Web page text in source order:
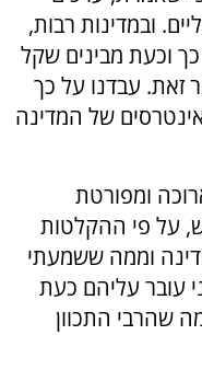
ובמדינות רבות,
וכעת מבינים שקל
זאת. עבדנו על כך
של המדינה
ומפורטת
על פי ההקלטות
וממה ששמעתי
עובר עליהם כעת
שהרבי התכוון